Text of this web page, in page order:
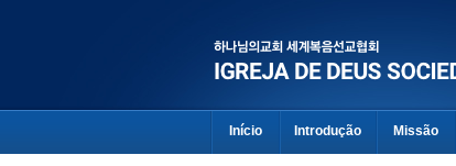
Início Introdução Missão